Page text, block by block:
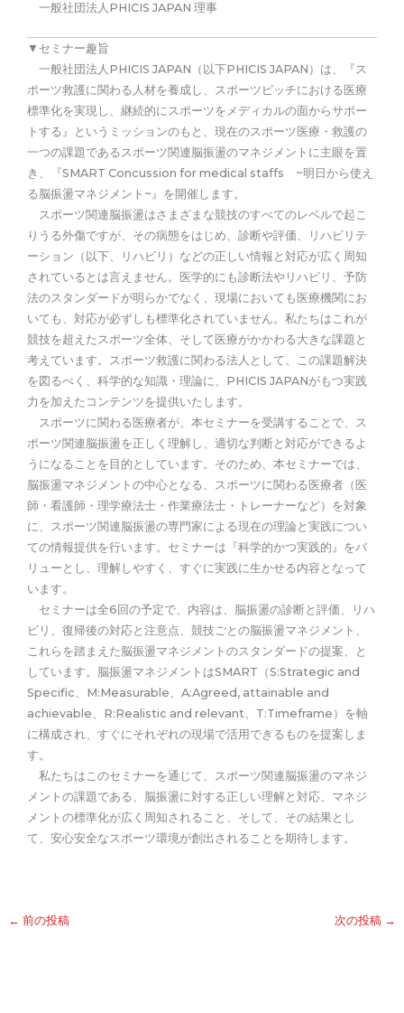
一般社団法人PHICIS JAPAN 理事
▼セミナー趣旨
一般社団法人PHICIS JAPAN（以下PHICIS JAPAN）は、『ス
ポーツ救護に関わる人材を養成し、スポーツピッチにおける医療
標準化を実現し、継続的にスポーツをメディカルの面からサポー
トする』というミッションのもと、現在のスポーツ医療・救護の
一つの課題であるスポーツ関連脳振盪のマネジメントに主眼を置
き、『SMART Concussion for medical staffs ~明日から使え
る脳振盪マネジメント~』を開催します。
スポーツ関連脳振盪はさまざまな競技のすべてのレベルで起こ
りうる外傷ですが、その病態をはじめ、診断や評価、リハビリテ
ーション（以下、リハビリ）などの正しい情報と対応が広く周知
されているとは言えません。医学的にも診断法やリハビリ、予防
法のスタンダードが明らかでなく、現場においても医療機関にお
いても、対応が必ずしも標準化されていません。私たちはこれが
競技を超えたスポーツ全体、そして医療がかかわる大きな課題と
考えています。スポーツ救護に関わる法人として、この課題解決
を図るべく、科学的な知識・理論に、PHICIS JAPANがもつ実践
力を加えたコンテンツを提供いたします。
スポーツに関わる医療者が、本セミナーを受講することで、ス
ポーツ関連脳振盪を正しく理解し、適切な判断と対応ができるよ
うになることを目的としています。そのため、本セミナーでは、
脳振盪マネジメントの中心となる、スポーツに関わる医療者（医
師・看護師・理学療法士・作業療法士・トレーナーなど）を対象
に、スポーツ関連脳振盪の専門家による現在の理論と実践につい
ての情報提供を行います。セミナーは『科学的かつ実践的』をバ
リューとし、理解しやすく、すぐに実践に生かせる内容となって
います。
セミナーは全6回の予定で、内容は、脳振盪の診断と評価、リハ
ビリ、復帰後の対応と注意点、競技ごとの脳振盪マネジメント、
これらを踏まえた脳振盪マネジメントのスタンダードの提案、と
しています。脳振盪マネジメントはSMART（S:Strategic and
Specific、M:Measurable、A:Agreed, attainable and
achievable、R:Realistic and relevant、T:Timeframe）を軸
に構成され、すぐにそれぞれの現場で活用できるものを提案しま
す。
私たちはこのセミナーを通じて、スポーツ関連脳振盪のマネジ
メントの課題である、脳振盪に対する正しい理解と対応、マネジ
メントの標準化が広く周知されること、そして、その結果とし
て、安心安全なスポーツ環境が創出されることを期待します。
← 前の投稿 次の投稿 →